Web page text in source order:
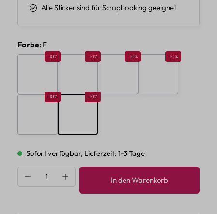
Alle Sticker sind für Scrapbooking geeignet
Farbeauswählen
: F
Rabatt 10%
-10% Rabatt 10%
-10% Rabatt 10%
-10% Rabatt 10%
-10%
Rabatt 10%
-10% Rabatt 10%
-10%
Sofort verfügbar, Lieferzeit: 1-3 Tage
Produkt Anzahl: Gib den gewünschten
In den Warenkorb